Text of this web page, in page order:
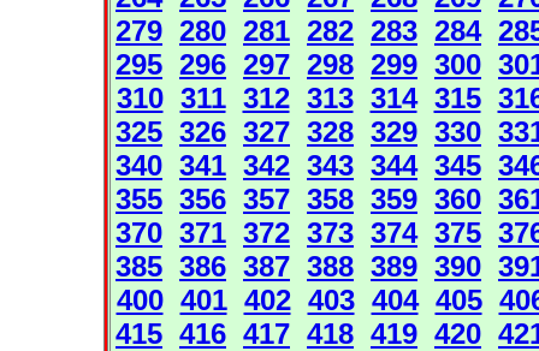
279 280 281 282 283 284
295 296 297 298 299 300
310 311 312 313 314 315
325 326 327 328 329 330
340 341 342 343 344 345
355 356 357 358 359 360
370 371 372 373 374 375
385 386 387 388 389 390
400 401 402 403 404 405
415 416 417 418 419 420